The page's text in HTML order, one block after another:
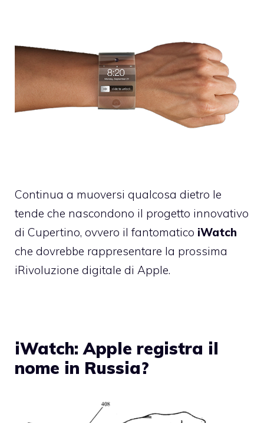
Continua a muoversi qualcosa dietro le
tende che nascondono il progetto innovativo
di Cupertino, ovvero il fantomatico iWatch
che dovrebbe rappresentare la prossima
iRivoluzione digitale di Apple.
iWatch: Apple registra il
nome in Russia?